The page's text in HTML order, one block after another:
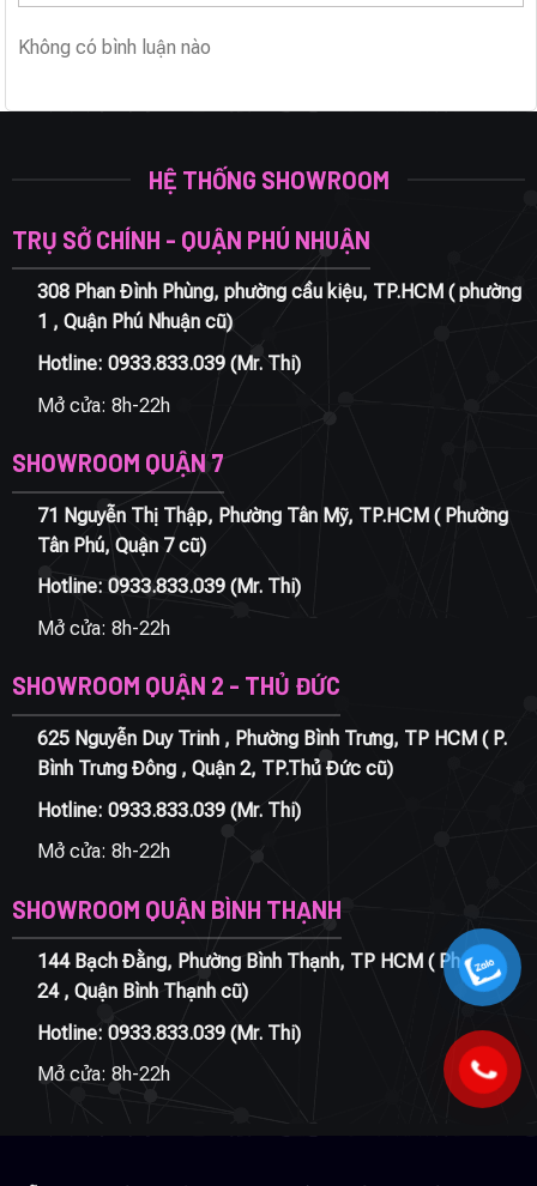
Không có bình luận nào
HỆ THỐNG SHOWROOM
TRỤ SỞ CHÍNH - QUẬN PHÚ NHUẬN
308 Phan Đình Phùng, phường cầu kiệu, TP.HCM ( phường
1 , Quận Phú Nhuận cũ)
Hotline: 0933.833.039(Mr. Thi)
Mở cửa: 8h-22h
SHOWROOM QUẬN 7
71 Nguyễn Thị Thập, Phường Tân Mỹ, TP.HCM ( Phường
Tân Phú, Quận 7 cũ)
Hotline: 0933.833.039(Mr. Thi)
Mở cửa: 8h-22h
SHOWROOM QUẬN 2 - THỦ ĐỨC
625 Nguyễn Duy Trinh , Phường Bình Trưng, TP HCM ( P.
Bình Trưng Đông , Quận 2, TP.Thủ Đức cũ)
Hotline: 0933.833.039(Mr. Thi)
Mở cửa: 8h-22h
SHOWROOM QUẬN BÌNH THẠNH
144 Bạch Đằng, Phường Bình Thạnh, TP HCM ( Phường
24 , Quận Bình Thạnh cũ)
Hotline: 0933.833.039(Mr. Thi)
Mở cửa: 8h-22h